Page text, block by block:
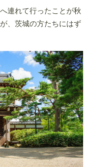
連れて行ったことが秋
、茨城の方たちにはず